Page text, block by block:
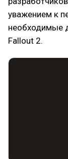
уважением к
необходимые
Fallout 2.